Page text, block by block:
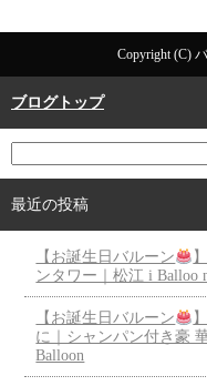
Copyright (C)
ブログトップ
最近の投稿
【お誕生日バルーン
ンタワー｜松江 i Balloo
【お誕生日バルーン
に｜シャンパン付き豪
Balloon